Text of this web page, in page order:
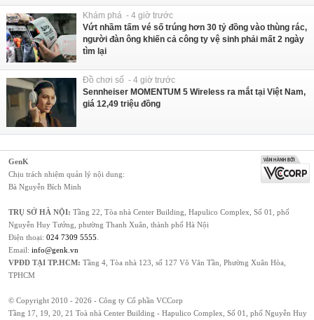
Khám phá - 4 giờ trước
Vứt nhầm tấm vé số trúng hơn 30 tỷ đồng vào thùng rác,
người đàn ông khiến cả công ty vệ sinh phải mất 2 ngày
tìm lại
Đồ chơi số - 4 giờ trước
Sennheiser MOMENTUM 5 Wireless ra mắt tại Việt Nam,
giá 12,49 triệu đồng
GenK
Chịu trách nhiệm quản lý nội dung:
Bà Nguyễn Bích Minh
TRỤ SỞ HÀ NỘI: Tầng 22, Tòa nhà Center Building, Hapulico Complex, Số 01, phố
Nguyễn Huy Tưởng, phường Thanh Xuân, thành phố Hà Nội
Điện thoại: 024 7309 5555
Email: info@genk.vn
VPĐD TẠI TP.HCM: Tầng 4, Tòa nhà 123, số 127 Võ Văn Tần, Phường Xuân Hòa,
TPHCM
© Copyright 2010 - 2026 - Công ty Cổ phần VCCorp
Tầng 17, 19, 20, 21 Toà nhà Center Building - Hapulico Complex, Số 01, phố Nguyễn Huy